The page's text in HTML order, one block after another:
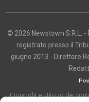
© 2026 Newstown S.R.L. -
registrato presso il
giugno 2013 - Direttore
Copyright e utilizzo dei